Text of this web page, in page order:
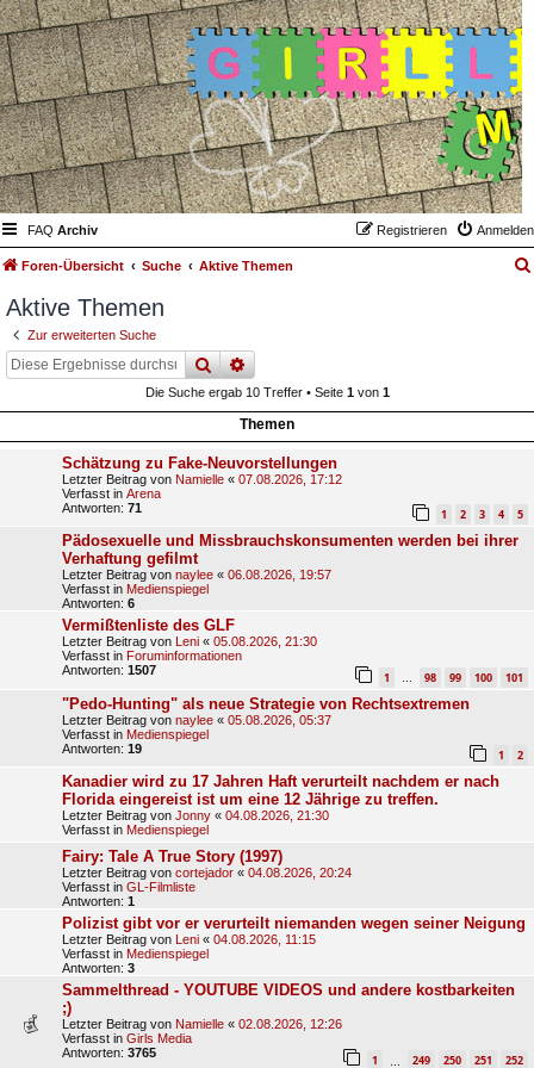
FAQ Archiv Anmelden
Registrieren
Foren-Übersicht Suche Aktive Themen
Aktive Themen
Zur erweiterten Suche
sucheerweiterte
Die Suche ergab 10 Treffer • Seite 1von 1
Themen
Schätzung zu Fake-Neuvorstellungen
Letzter Beitrag von Namielle « 07.08.2026, 17:12
Verfasst in Arena
Antworten: 71 1 2 3 4 5
Pädosexuelle und Missbrauchskonsumenten werden bei ihrer
Verhaftung gefilmt
Letzter Beitrag von naylee « 06.08.2026, 19:57
Verfasst in Medienspiegel
Antworten: 6
Vermißtenliste des GLF
Letzter Beitrag von Leni « 05.08.2026, 21:30
Verfasst in Foruminformationen
Antworten: 1507 1 … 98 99 100 101
"Pedo-Hunting" als neue Strategie von Rechtsextremen
Letzter Beitrag von naylee « 05.08.2026, 05:37
Verfasst in Medienspiegel
Antworten: 19 1 2
Kanadier wird zu 17 Jahren Haft verurteilt nachdem er nach
Florida eingereist ist um eine 12 Jährige zu treffen.
Letzter Beitrag von Jonny « 04.08.2026, 21:30
Verfasst in Medienspiegel
Fairy: Tale A True Story (1997)
Letzter Beitrag von cortejador « 04.08.2026, 20:24
Verfasst in GL-Filmliste
Antworten: 1
Polizist gibt vor er verurteilt niemanden wegen seiner Neigung
Letzter Beitrag von Leni « 04.08.2026, 11:15
Verfasst in Medienspiegel
Antworten: 3
Sammelthread - YOUTUBE VIDEOS und andere kostbarkeiten
;)
Letzter Beitrag von Namielle « 02.08.2026, 12:26
Verfasst in Girls Media
Antworten: 3765 1 249 250 251 252